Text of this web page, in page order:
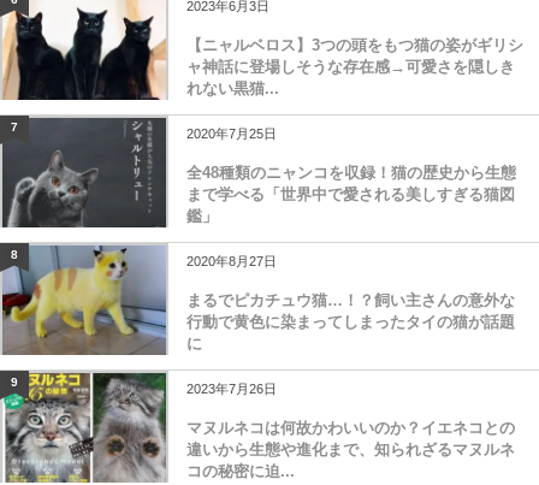
2023年6月3日
【ニャルベロス】3つの頭をもつ猫の姿がギリシ
ャ神話に登場しそうな存在感→可愛さを隠しき
れない黒猫...
7 2020年7月25日
全48種類のニャンコを収録！猫の歴史から生態
まで学べる「世界中で愛される美しすぎる猫図
鑑」
8 2020年8月27日
まるでピカチュウ猫…！？飼い主さんの意外な
行動で黄色に染まってしまったタイの猫が話題
に
9 2023年7月26日
マヌルネコは何故かわいいのか？イエネコとの
違いから生態や進化まで、知られざるマヌルネ
コの秘密に迫...